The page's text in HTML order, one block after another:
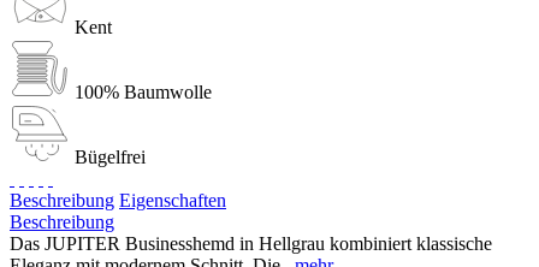
Kent
100% Baumwolle
Bügelfrei
Beschreibung Eigenschaften
Beschreibung
Das JUPITER Businesshemd in Hellgrau kombiniert klassische